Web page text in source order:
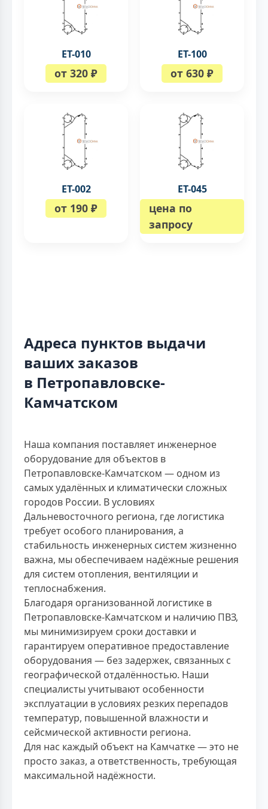
ЕТ-010
от 320 ₽
ET-100
от 630 ₽
ЕТ-002
от 190 ₽
ET-045
цена по
запросу
Адреса пунктов выдачи
ваших заказов
в Петропавловске-
Камчатском
Наша компания поставляет инженерное
оборудование для объектов в
Петропавловске-Камчатском — одном из
самых удалённых и климатически сложных
городов России. В условиях
Дальневосточного региона, где логистика
требует особого планирования, а
стабильность инженерных систем жизненно
важна, мы обеспечиваем надёжные решения
для систем отопления, вентиляции и
теплоснабжения.
Благодаря организованной логистике в
Петропавловске-Камчатском и наличию ПВЗ,
мы минимизируем сроки доставки и
гарантируем оперативное предоставление
оборудования — без задержек, связанных с
географической отдалённостью. Наши
специалисты учитывают особенности
эксплуатации в условиях резких перепадов
температур, повышенной влажности и
сейсмической активности региона.
Для нас каждый объект на Камчатке — это не
просто заказ, а ответственность, требующая
максимальной надёжности.